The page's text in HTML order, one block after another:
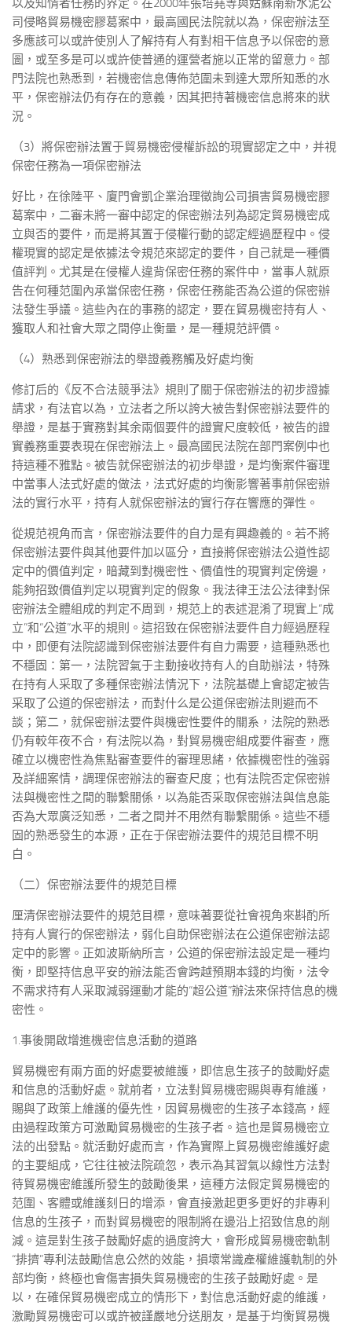
以及知情者任務的界定。在2000年張培堯等與姑蘇南新水泥公
司侵略貿易機密膠葛案中，最高國民法院就以為，保密辦法至
多應該可以或許使別人了解持有人有對相干信息予以保密的意
圖，或至多是可以或許使普通的運營者施以正常的留意力。部
門法院也熟悉到，若機密信息傳佈范圍未到達大眾所知悉的水
平，保密辦法仍有存在的意義，因其把持著機密信息將來的狀
況。
（3）將保密辦法置于貿易機密侵權訴訟的現實認定之中，并視
保密任務為一項保密辦法
好比，在徐陸平、廈門會凱企業治理徵詢公司損害貿易機密膠
葛案中，二審未將一審中認定的保密辦法列為認定貿易機密成
立與否的要件，而是將其置于侵權行動的認定經過歷程中。侵
權現實的認定是依據法令規范來認定的要件，自己就是一種價
值評判。尤其是在侵權人違背保密任務的案件中，當事人就原
告在何種范圍內承當保密任務，保密任務能否為公道的保密辦
法發生爭議。這些內在的事務的認定，要在貿易機密持有人、
獲取人和社會大眾之間停止衡量，是一種規范評價。
（4）熟悉到保密辦法的舉證義務觸及好處均衡
修訂后的《反不合法競爭法》規則了關于保密辦法的初步證據
請求，有法官以為，立法者之所以誇大被告對保密辦法要件的
舉證，是基于實務對其余兩個要件的證實尺度較低，被告的證
實義務重要表現在保密辦法上。最高國民法院在部門案例中也
持這種不雅點。被告就保密辦法的初步舉證，是均衡案件審理
中當事人法式好處的做法，法式好處的均衡影響著事前保密辦
法的實行水平，持有人就保密辦法的實行存在響應的彈性。
從規范視角而言，保密辦法要件的自力是有興趣義的。若不將
保密辦法要件與其他要件加以區分，直接將保密辦法公道性認
定中的價值判定，暗藏到對機密性、價值性的現實判定傍邊，
能夠招致價值判定以現實判定的假象。我法律王法公法律對保
密辦法全體組成的判定不周到，規范上的表述混淆了現實上“成
立”和“公道”水平的規則。這招致在保密辦法要件自力經過歷程
中，即便有法院認識到保密辦法要件有自力需要，這種熟悉也
不穩固：第一，法院習氣于主動接收持有人的自助辦法，特殊
在持有人采取了多種保密辦法情況下，法院基礎上會認定被告
采取了公道的保密辦法，而對什么是公道保密辦法則避而不
談；第二，就保密辦法要件與機密性要件的關系，法院的熟悉
仍有較年夜不合，有法院以為，對貿易機密組成要件審查，應
確立以機密性為焦點審查要件的審理思緒，依據機密性的強弱
及詳細案情，調理保密辦法的審查尺度；也有法院否定保密辦
法與機密性之間的聯繫關係，以為能否采取保密辦法與信息能
否為大眾廣泛知悉，二者之間并不用然有聯繫關係。這些不穩
固的熟悉發生的本源，正在于保密辦法要件的規范目標不明
白。
（二）保密辦法要件的規范目標
厘清保密辦法要件的規范目標，意味著要從社會視角來斟酌所
持有人實行的保密辦法，弱化自助保密辦法在公道保密辦法認
定中的影響。正如波斯納所言，公道的保密辦法設定是一種均
衡，即堅持信息平安的辦法能否會跨越預期本錢的均衡，法令
不需求持有人采取減弱運動才能的“超公道”辦法來保持信息的機
密性。
1.事後開啟增進機密信息活動的道路
貿易機密有兩方面的好處要被維護，即信息生孩子的鼓勵好處
和信息的活動好處。就前者，立法對貿易機密賜與專有維護，
賜與了政策上維護的優先性，因貿易機密的生孩子本錢高，經
由過程政策方可激勵貿易機密的生孩子者。這也是貿易機密立
法的出發點。就活動好處而言，作為實際上貿易機密維護好處
的主要組成，它往往被法院疏忽，表示為其習氣以線性方法對
待貿易機密維護所發生的鼓勵後果，這種方法假定貿易機密的
范圍、客體或維護刻日的增添，會直接激起更多更好的非專利
信息的生孩子，而對貿易機密的限制將在邊沿上招致信息的削
減。這是對生孩子鼓勵好處的過度誇大，會形成貿易機密軌制
“排擠”專利法鼓勵信息公然的效能，損壞常識產權維護軌制的外
部均衡，終極也會傷害損失貿易機密的生孩子鼓勵好處。是
以，在確保貿易機密成立的情形下，對信息活動好處的維護，
激勵貿易機密可以或許被謹嚴地分送朋友，是基于均衡貿易機